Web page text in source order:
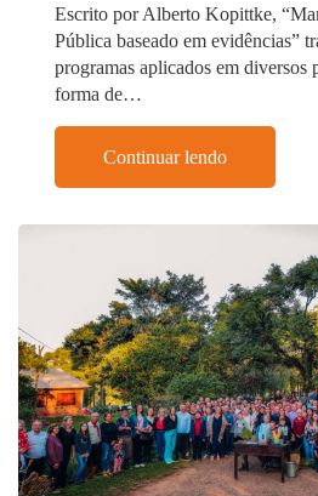
Escrito por Alberto Kopittke,
Pública baseado em evidências”
programas aplicados em diversos
forma de…
Continuar lendo